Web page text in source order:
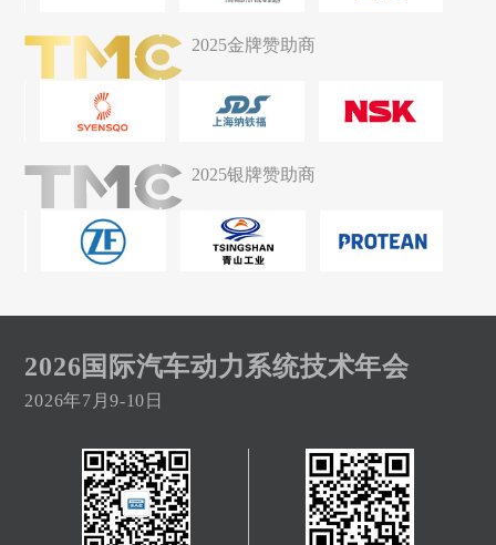
2025金牌赞助商
2025银牌赞助商
2026国际汽车动力系统技术年会
2026年7月9-10日